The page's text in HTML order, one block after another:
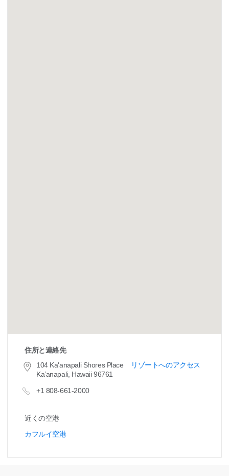
住所と連絡先
リゾートへのアクセス
104 Ka'anapali Shores Place
Ka’anapali, Hawaii 96761
+1 808-661-2000
近くの空港
カフルイ空港